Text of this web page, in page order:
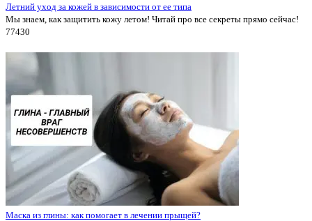
Летний уход за кожей в зависимости от ее типа
Мы знаем, как защитить кожу летом! Читай про все секреты прямо сейчас!
77430
Маска из глины: как помогает в лечении прыщей?